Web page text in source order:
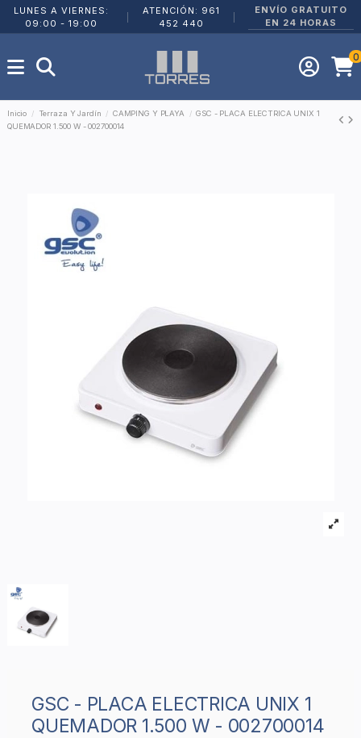
LUNES A VIERNES:
09:00 - 19:00
ATENCIÓN: 961
452 440
ENVÍO GRATUITO
EN 24 HORAS
0
Inicio Terraza Y Jardín CAMPING Y PLAYA
GSC - PLACA ELECTRICA UNIX 1
QUEMADOR 1.500 W - 002700014
GSC - PLACA ELECTRICA UNIX 1
QUEMADOR 1.500 W - 002700014